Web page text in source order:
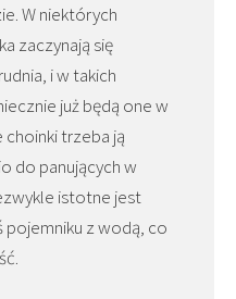
W niektórych
zaczynają się
i w takich
już będą one w
trzeba ją
do panujących w
istotne jest
pojemniku z wodą, co